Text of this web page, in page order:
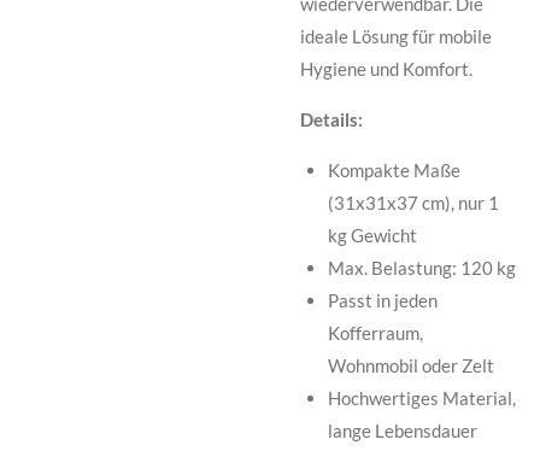
ideale Lösung für mobile
Hygiene und Komfort.
Details:
Kompakte Maße
(31x31x37 cm), nur 1
kg Gewicht
Max. Belastung: 120 kg
Passt in jeden
Kofferraum,
Wohnmobil oder Zelt
Hochwertiges Material,
lange Lebensdauer